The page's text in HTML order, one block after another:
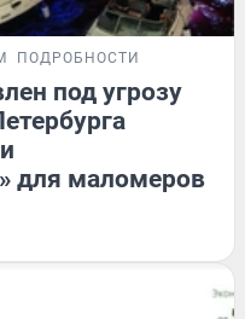
ПОДРОБНОСТИ
под угрозу
для маломеров